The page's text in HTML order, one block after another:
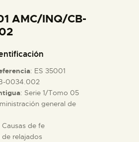
LA VISITA
AMC/INQ/CB-
: ES 35001
0034.002
: Serie 1/Tomo 05
general de
Causas de fe
de relajados